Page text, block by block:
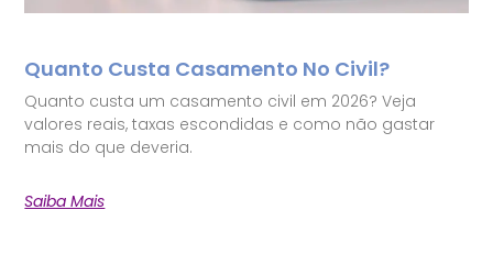
Quanto Custa Casamento No Civil?
Quanto custa um casamento civil em 2026? Veja
valores reais, taxas escondidas e como não gastar
mais do que deveria.
Saiba Mais